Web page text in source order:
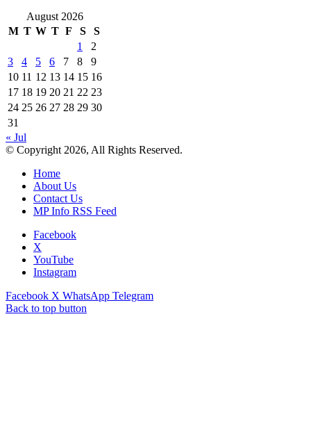
August 2026
M T W T F S
S
1
2
3
4 5 6 7 8
9
10 11 12 13 14 15 16
17 18 19 20 21 22 23
24 25 26 27 28 29 30
31
« Jul
© Copyright 2026, All Rights Reserved.
Home
About Us
Contact Us
MP Info RSS Feed
Facebook
X
YouTube
Instagram
Facebook X WhatsApp Telegram
Back to top button